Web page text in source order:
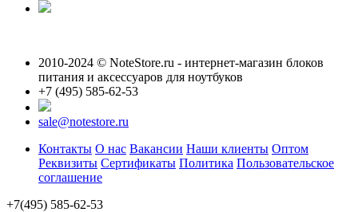
2010-2024 © NoteStore.ru - интернет-магазин блоков
питания и аксессуаров для ноутбуков
+7 (495) 585-62-53
sale@notestore.ru
Контакты О нас Вакансии Наши клиенты Оптом
Реквизиты Сертификаты Политика Пользовательское
соглашение
+7(495) 585-62-53